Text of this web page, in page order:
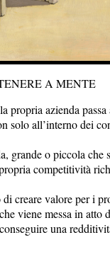
A MENTE
azienda
solo all’interno dei
grande o piccola che
competitività
creare valore per i
viene messa in atto
una